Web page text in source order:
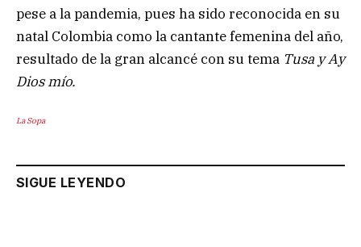
pese a la pandemia, pues ha sido reconocida en su
natal Colombia como la cantante femenina del año,
resultado de la gran alcancé con su tema Tusa y Ay
Dios mío.
La Sopa
SIGUE LEYENDO